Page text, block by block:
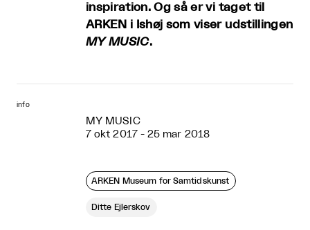
inspiration. Og så er vi taget til
ARKEN i Ishøj som viser udstillingen
MY MUSIC.
info
MY MUSIC
7 okt 2017 - 25 mar 2018
ARKEN Museum for Samtidskunst
Ditte Ejlerskov